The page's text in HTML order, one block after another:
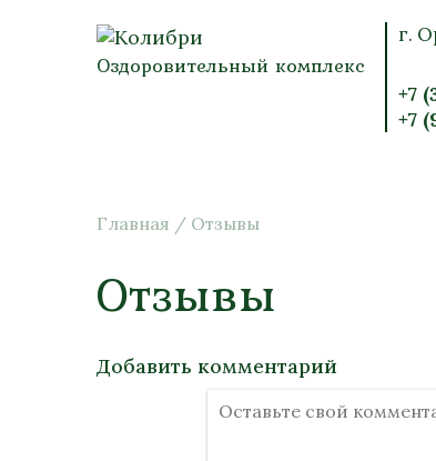
Оздоровительный комплекс
г.
+7
+7
Главная / Отзывы
Отзывы
Добавить комментарий